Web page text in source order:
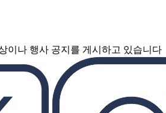
이나 행사 공지를 게시하고 있습니다